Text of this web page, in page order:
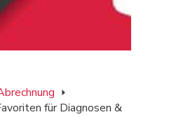
für Diagnosen &